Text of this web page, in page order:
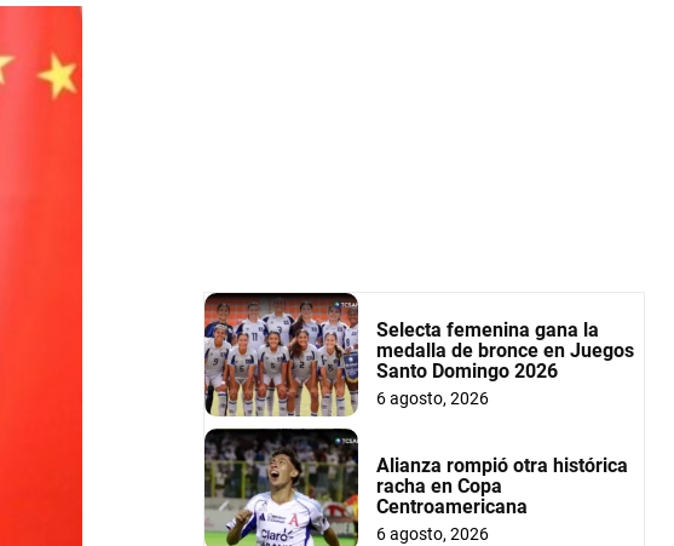
Selecta femenina gana la
medalla de bronce en Juegos
Santo Domingo 2026
6 agosto, 2026
Alianza rompió otra histórica
racha en Copa
Centroamericana
6 agosto, 2026